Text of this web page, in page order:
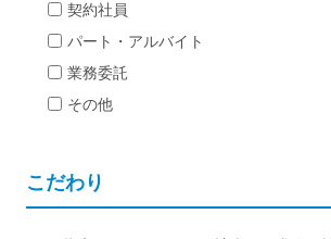
契約社員
パート・アルバイト
業務委託
その他
こだわり